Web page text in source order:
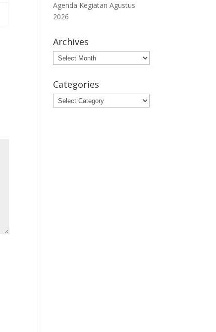
Agenda Kegiatan Agustus
2026
Archives
Archives
Categories
Categories